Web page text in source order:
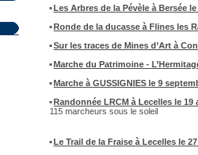
Les Arbres de la Pévèle à Bersée
Ronde de la ducasse à Flines les
Sur les traces de Mines d’Art à
Marche du Patrimoine -
Marche à GUSSIGNIES le 9
Randonnée LRCM à Lecelles le 19
115 marcheurs sous le soleil
Le Trail de la Fraise à Lecelles le